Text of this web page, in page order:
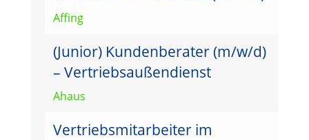
Affing
(Junior) Kundenberater (m/w/d)
– Vertriebsaußendienst
Ahaus
Vertriebsmitarbeiter im